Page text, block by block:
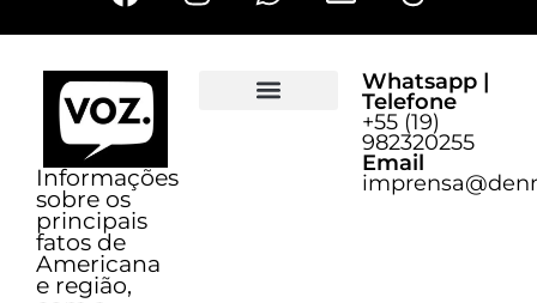
Informações
sobre os
principais
fatos de
Americana
e região,
Whatsapp |
Telefone
+55 (19)
982320255
Email